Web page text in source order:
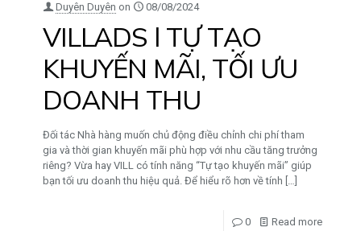
Duyên Duyên on 08/08/2024
VILLADS l TỰ TẠO
KHUYẾN MÃI, TỐI ƯU
DOANH THU
Đối tác Nhà hàng muốn chủ động điều chỉnh chi phí tham
gia và thời gian khuyến mãi phù hợp với nhu cầu tăng trưởng
riêng? Vừa hay VILL có tính năng “Tự tạo khuyến mãi” giúp
bạn tối ưu doanh thu hiệu quả. Để hiểu rõ hơn về tính […]
0 Read more